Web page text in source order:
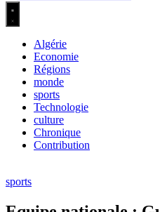
Algérie
Economie
Régions
monde
sports
Technologie
culture
Chronique
Contribution
sports